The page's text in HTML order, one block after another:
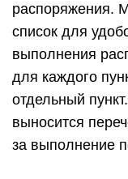
распоряжения.
список для
выполнения
для каждого
отдельный
выносится
за выполнение